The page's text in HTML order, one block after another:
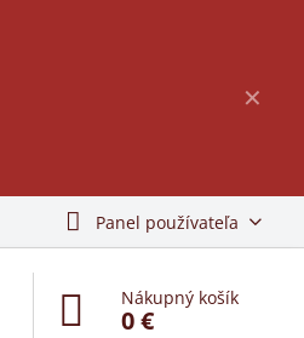
✕
Panel používateľa
Nákupný košík
0 €